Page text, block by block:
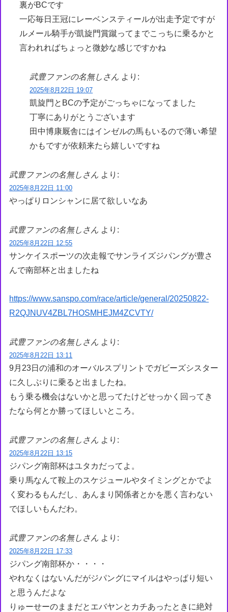
裏がBCです
一応毎日王冠にレーベンスティールが出走予定ですが
ルメール騎手が凱旋門賞蹴ってまでこっちに乗るかと
言われればちょっと微妙な感じですかね
武豊ファンの名無しさん より:
2025年8月22日 19:07
凱旋門とBCの予定がごっちゃになってました
丁寧にありがとうございます
田中博康厩舎にはインゼルの馬もいるので薄い希望
かもですが依頼来たら嬉しいですね
武豊ファンの名無しさん より:
2025年8月22日 11:00
やっぱりロンシャンに居て欲しいなあ
武豊ファンの名無しさん より:
2025年8月22日 12:55
サンケイスポーツの次走報でサンライズジパングが豊さ
んで南部杯と出ましたね
https://www.sanspo.com/race/article/general/20250822-
R2QJNUV4ZBL7HOSMHEJM4ZCVTY/
武豊ファンの名無しさん より:
2025年8月22日 13:11
9月23日の浦和のオーバルスプリントでガビーズシスター
に久しぶりに乗ると出ましたね。
もう乗る機会はないかと思ってたけどせっかく回ってき
たなら何とか勝ってほしいところ。
武豊ファンの名無しさん より:
2025年8月22日 13:15
ジパング南部杯はユタカだってよ。
乗り馬なんて鞍上のスケジュールやタイミングとかでよ
く変わるもんだし、あんまり関係者とかを悪く言わない
でほしいもんだわ。
武豊ファンの名無しさん より:
2025年8月22日 17:33
ジパング南部杯か・・・・
やれなくはないんだがジパングにマイルはやっぱり短い
と思うんだよな
りゅーせーのままだとエバヤンとカチあったときに絶対